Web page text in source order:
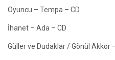
Oyuncu – Tempa – CD
İhanet – Ada – CD
Güller ve Dudaklar / Gönül Akkor